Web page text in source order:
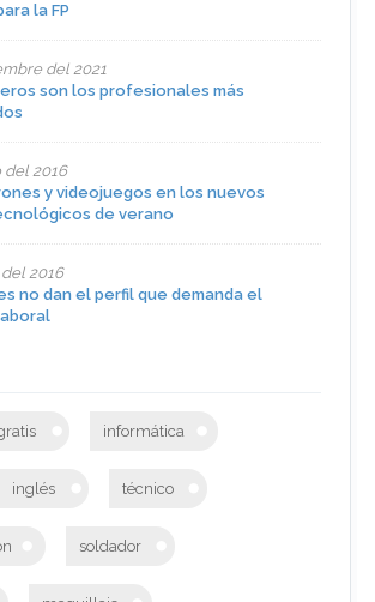
la FP
del 2021
son los profesionales más
del 2016
y videojuegos en los nuevos
de verano
2016
no dan el perfil que demanda el
informática
inglés técnico
soldador